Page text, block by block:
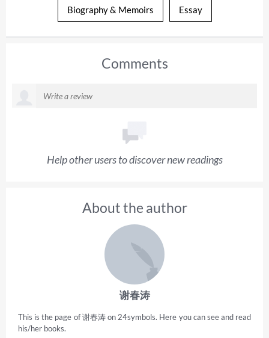
Biography & Memoirs Essay
Comments
Help other users to discover new readings
About the author
谢春涛
This is the page of 谢春涛 on 24symbols. Here you can see and read
his/her books.